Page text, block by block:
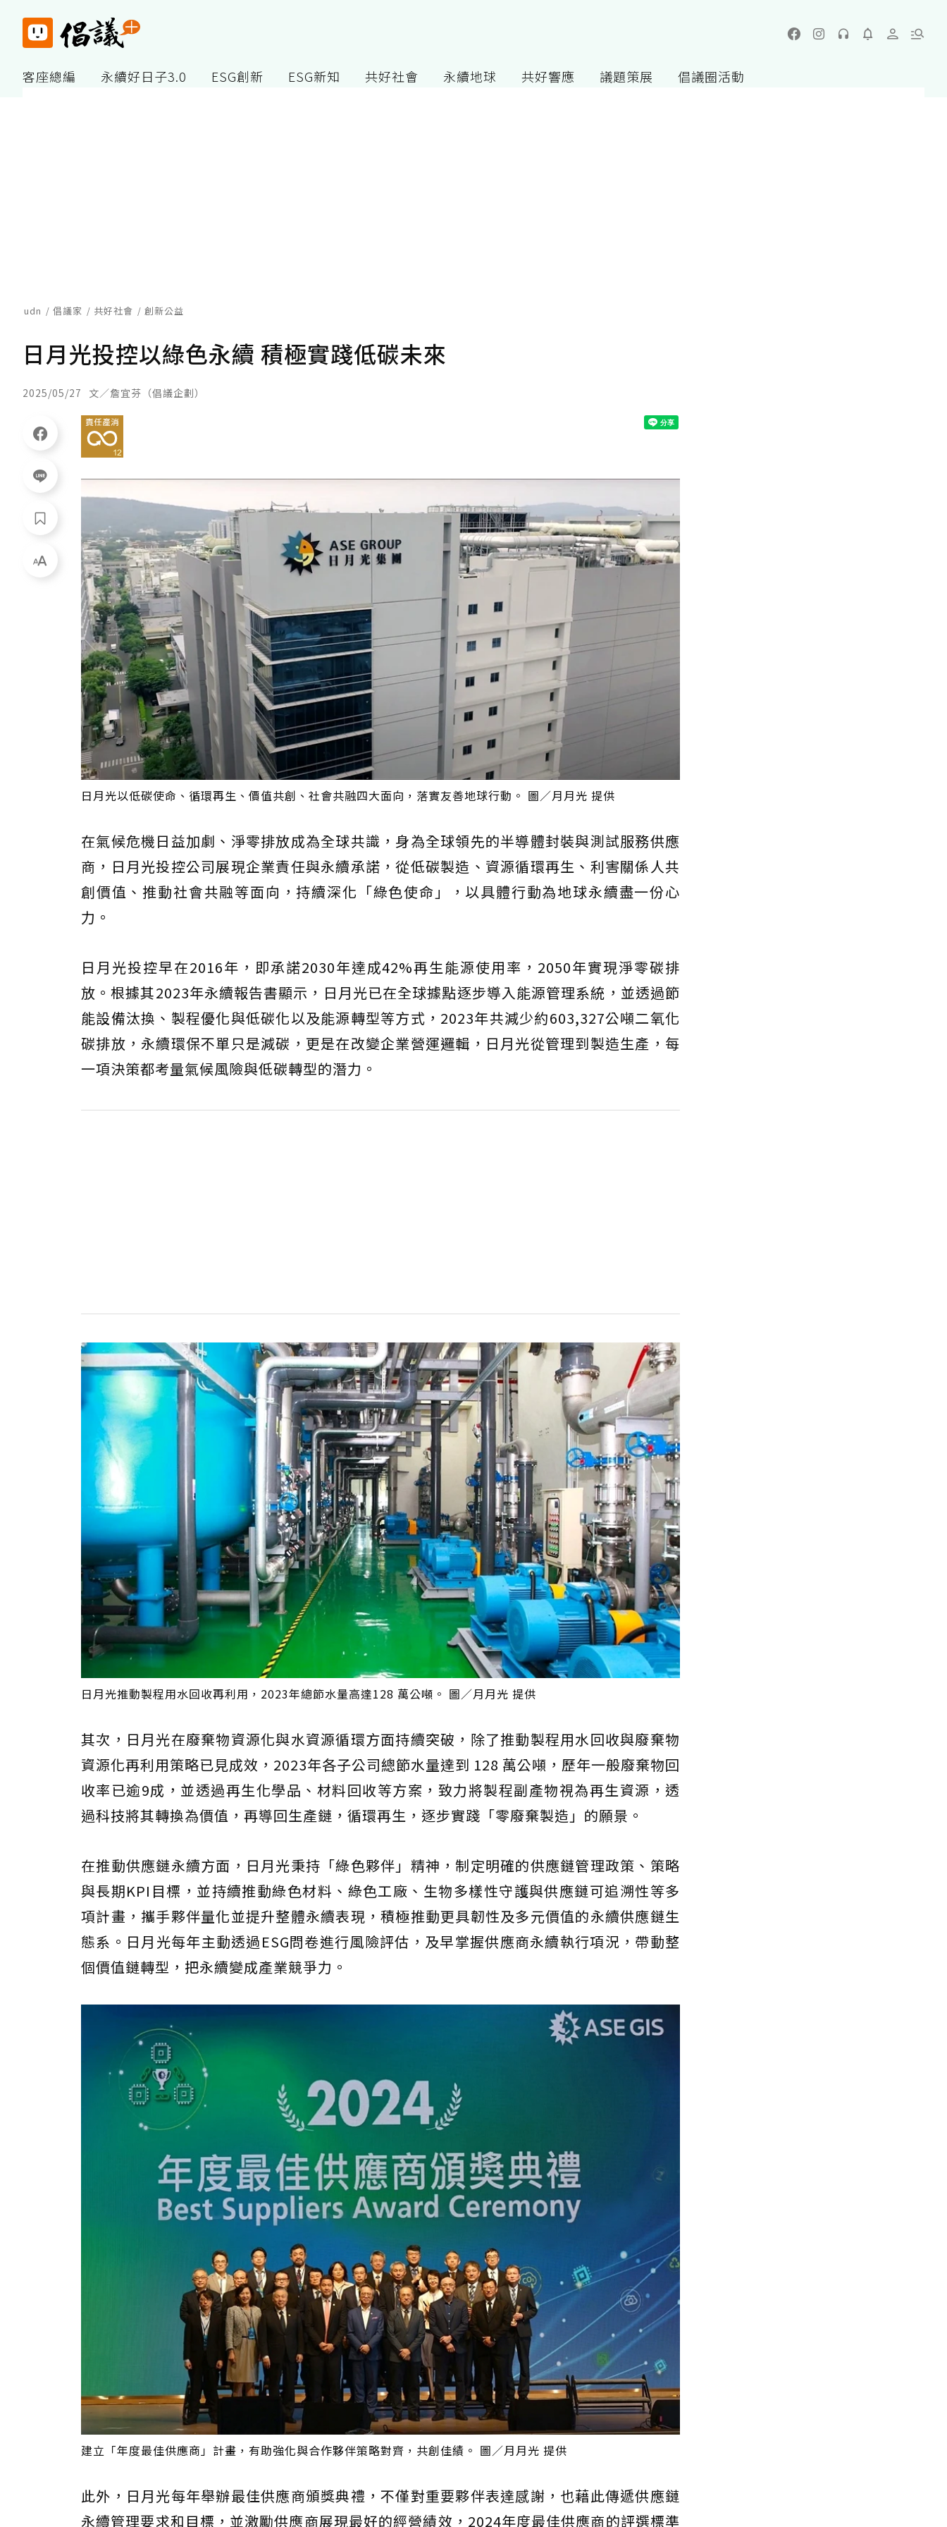
客座總編 永續好日子3.0 ESG創新 ESG新知 共好社會 永續地球 共好響應 議題策展 倡議圈活動
udn 倡議家 共好社會 創新公益
日月光投控以綠色永續 積極實踐低碳未來
2025/05/27 文／詹宜芬（倡議企劃）
日月光以低碳使命、循環再生、價值共創、社會共融四大面向，落實友善地球行動。 圖／月月光 提供
在氣候危機日益加劇、淨零排放成為全球共識，身為全球領先的半導體封裝與測試服務供應
商，日月光投控公司展現企業責任與永續承諾，從低碳製造、資源循環再生、利害關係人共
創價值、推動社會共融等面向，持續深化「綠色使命」，以具體行動為地球永續盡一份心
力。
日月光投控早在2016年，即承諾2030年達成42%再生能源使用率，2050年實現淨零碳排
放。根據其2023年永續報告書顯示，日月光已在全球據點逐步導入能源管理系統，並透過節
能設備汰換、製程優化與低碳化以及能源轉型等方式，2023年共減少約603,327公噸二氧化
碳排放，永續環保不單只是減碳，更是在改變企業營運邏輯，日月光從管理到製造生產，每
一項決策都考量氣候風險與低碳轉型的潛力。
日月光推動製程用水回收再利用，2023年總節水量高達128 萬公噸。 圖／月月光 提供
其次，日月光在廢棄物資源化與水資源循環方面持續突破，除了推動製程用水回收與廢棄物
資源化再利用策略已見成效，2023年各子公司總節水量達到 128 萬公噸，歷年一般廢棄物回
收率已逾9成，並透過再生化學品、材料回收等方案，致力將製程副產物視為再生資源，透
過科技將其轉換為價值，再導回生產鏈，循環再生，逐步實踐「零廢棄製造」的願景。
在推動供應鏈永續方面，日月光秉持「綠色夥伴」精神，制定明確的供應鏈管理政策、策略
與長期KPI目標，並持續推動綠色材料、綠色工廠、生物多樣性守護與供應鏈可追溯性等多
項計畫，攜手夥伴量化並提升整體永續表現，積極推動更具韌性及多元價值的永續供應鏈生
態系。日月光每年主動透過ESG問卷進行風險評估，及早掌握供應商永續執行項況，帶動整
個價值鏈轉型，把永續變成產業競爭力。
建立「年度最佳供應商」計畫，有助強化與合作夥伴策略對齊，共創佳績。 圖／月月光 提供
此外，日月光每年舉辦最佳供應商頒獎典禮，不僅對重要夥伴表達感謝，也藉此傳遞供應鏈
永續管理要求和目標，並激勵供應商展現最好的經營績效，2024年度最佳供應商的評選標準